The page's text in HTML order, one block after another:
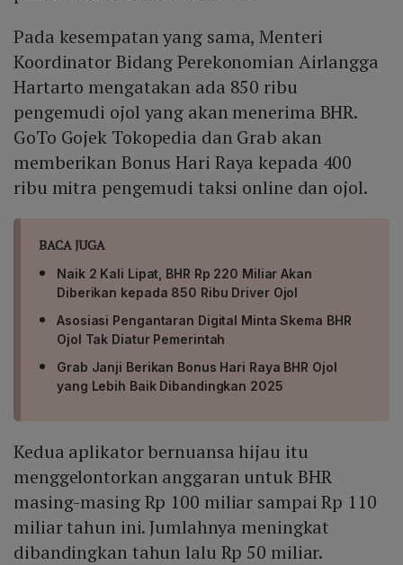
Pada kesempatan yang sama, Menteri
Koordinator Bidang Perekonomian Airlangga
Hartarto mengatakan ada 850 ribu
pengemudi ojol yang akan menerima BHR.
GoTo Gojek Tokopedia dan Grab akan
memberikan Bonus Hari Raya kepada 400
ribu mitra pengemudi taksi online dan ojol.
BACA JUGA
Naik 2 Kali Lipat, BHR Rp 220 Miliar Akan
Diberikan kepada 850 Ribu Driver Ojol
Asosiasi Pengantaran Digital Minta Skema BHR
Ojol Tak Diatur Pemerintah
Grab Janji Berikan Bonus Hari Raya BHR Ojol
yang Lebih Baik Dibandingkan 2025
Kedua aplikator bernuansa hijau itu
menggelontorkan anggaran untuk BHR
masing-masing Rp 100 miliar sampai Rp 110
miliar tahun ini. Jumlahnya meningkat
dibandingkan tahun lalu Rp 50 miliar.